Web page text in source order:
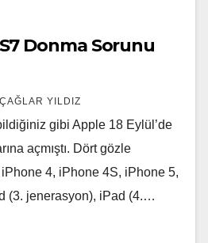
Donma Sorunu
ÇAĞLAR YILDIZ
gibi Apple 18 Eylül’de
açmıştı. Dört gözle
4, iPhone 4S, iPhone 5,
(3. jenerasyon), iPad (4.…